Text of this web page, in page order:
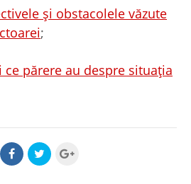
și obstacolele văzute
;
ce părere au despre situația